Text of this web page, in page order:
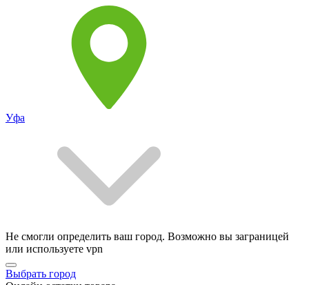
Уфа
Не смогли определить ваш город. Возможно вы заграницей
или используете vpn
Выбрать город